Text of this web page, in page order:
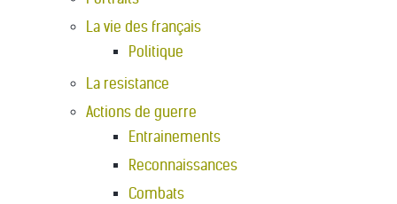
La vie des français
Politique
La resistance
Actions de guerre
Entrainements
Reconnaissances
Combats